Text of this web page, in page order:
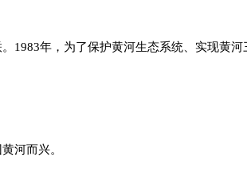
1983年，为了保护黄河生态系统、实现黄
河而兴。